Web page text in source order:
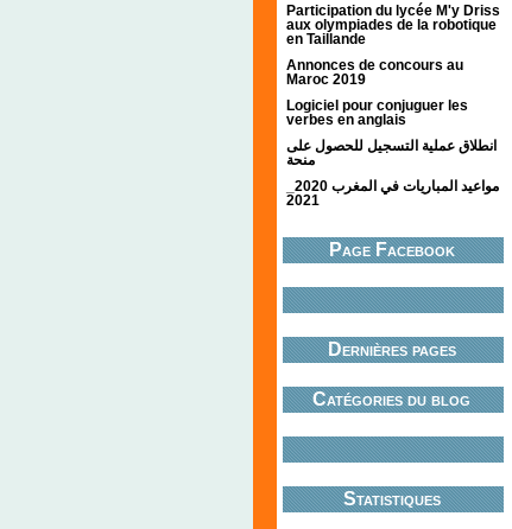
Participation du lycée M'y Driss
aux olympiades de la robotique
en Taillande
Annonces de concours au
Maroc 2019
Logiciel pour conjuguer les
verbes en anglais
انطلاق عملية التسجيل للحصول على
منحة
2021
Page Facebook
Dernières pages
Catégories du blog
Statistiques